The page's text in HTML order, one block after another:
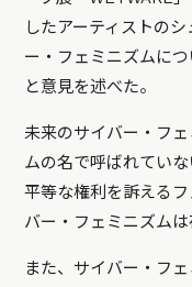
したアーティストの
ー・フェミニズムに
と意見を述べた。
未来のサイバー・フ
ムの名で呼ばれてい
平等な権利を訴える
バー・フェミニズムは
また、サイバー・フ